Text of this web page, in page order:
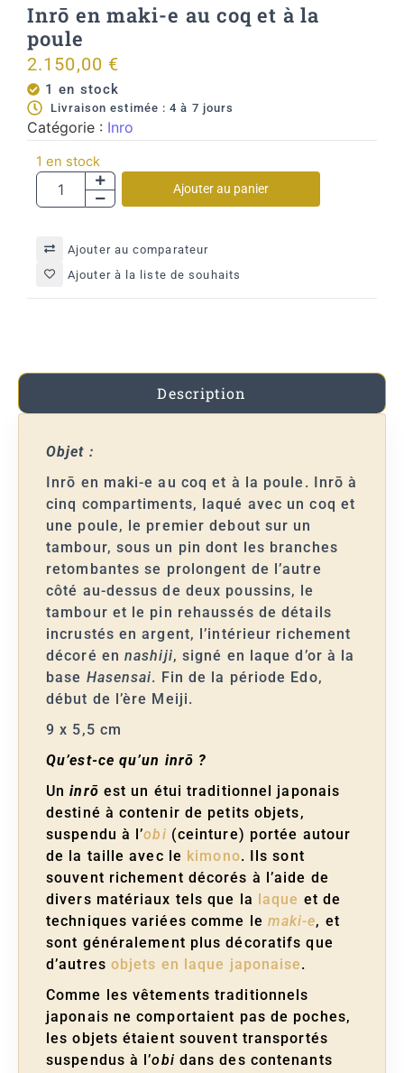
Inrō en maki-e au coq et à la
poule
2.150,00 €
1 en stock
Livraison estimée : 4 à 7 jours
Catégorie : Inro
1 en stock
Ajouter au panier
Ajouter au comparateur
Ajouter à la liste de souhaits
Description
Objet :
Inrō en maki-e au coq et à la poule. Inrō à
cinq compartiments, laqué avec un coq et
une poule, le premier debout sur un
tambour, sous un pin dont les branches
retombantes se prolongent de l’autre
côté au-dessus de deux poussins, le
tambour et le pin rehaussés de détails
incrustés en argent, l’intérieur richement
décoré en nashiji, signé en laque d’or à la
base Hasensai. Fin de la période Edo,
début de l’ère Meiji.
9 x 5,5 cm
Qu’est-ce qu’un inrō ?
Uninrō est un étui traditionnel japonais
destiné à contenir de petits objets,
suspendu à l’obi (ceinture) portée autour
de la taille avec le kimono. Ils sont
souvent richement décorés à l’aide de
divers matériaux tels que la laque et de
techniques variées comme le maki-e, et
sont généralement plus décoratifs que
d’autres objets en laque japonaise.
Comme les vêtements traditionnels
japonais ne comportaient pas de poches,
les objets étaient souvent transportés
suspendus à l’obi dans des contenants